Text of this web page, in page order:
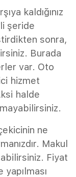
kaldığınız
şeride
sonra,
Burada
var. Oto
hizmet
halde
ne
Makul
Fiyat